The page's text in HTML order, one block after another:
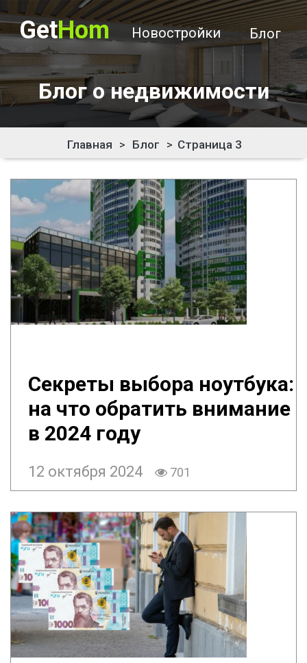
Новостройки
GetHom Блог
Блог о недвижимости
Главная > Блог > Страница 3
Секреты выбора ноутбука:
на что обратить внимание
в 2024 году
12 октября 2024 701